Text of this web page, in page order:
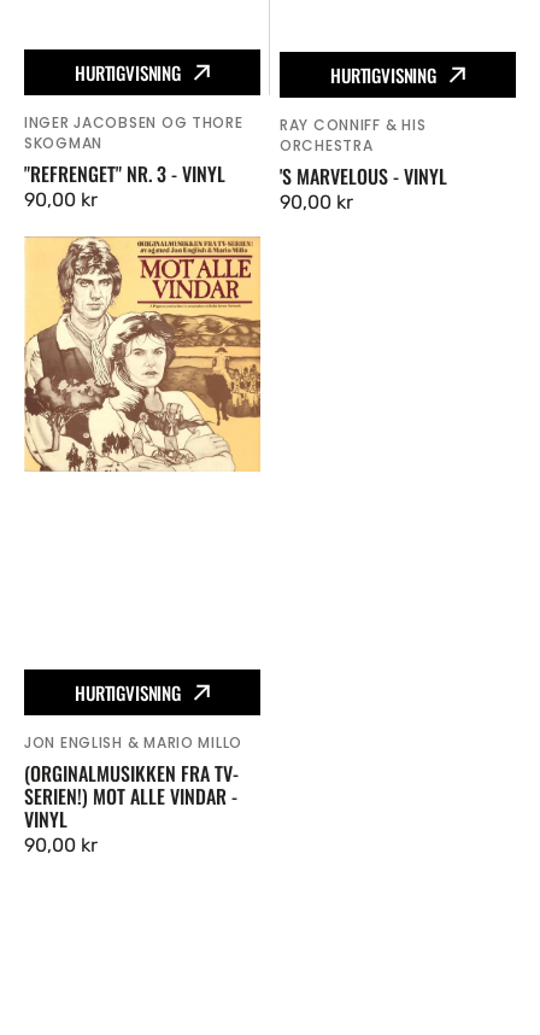
HURTIGVISNING
Vendor:
INGER JACOBSEN OG THORE
SKOGMAN
"REFRENGET" NR. 3 - VINYL
Ordinær
90,00 kr
HURTIGVISNING
Vendor:
RAY CONNIFF & HIS
ORCHESTRA
'S MARVELOUS - VINYL
Ordinær
90,00 kr
(Orginalmusikken
Serien!)
Mot
Alle
Vindar
-
Vinyl
HURTIGVISNING
Vendor:
JON ENGLISH & MARIO MILLO
(ORGINALMUSIKKEN FRA TV-
SERIEN!) MOT ALLE VINDAR -
VINYL
Ordinær
90,00 kr